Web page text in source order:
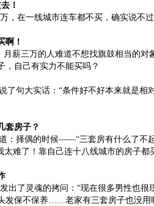
！
在一线城市连车都不买，确实说不过
啊！
薪三万的人难道不想找旗鼓相当的对
，自己有实力不能买吗？
句大实话：“条件好不好本来就是相
套房子？
择偶的时候——“三套房有什么了不
难了！靠自己连十八线城市的房子都
了灵魂的拷问：“现在很多男性也很
发保不保养……老家有三套房子也没用